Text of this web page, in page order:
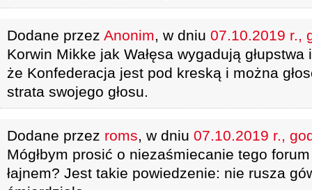
Dodane przez Anonim, w dniu 07.10.2019 r.,
Korwin Mikke jak Wałęsa wygadują
że Konfederacja jest pod kreską i można
strata swojego głosu.
Dodane przez roms, w dniu 07.10.2019 r.,
Mógłbym prosić o niezaśmiecanie tego
łajnem? Jest takie powiedzenie: nie rusza